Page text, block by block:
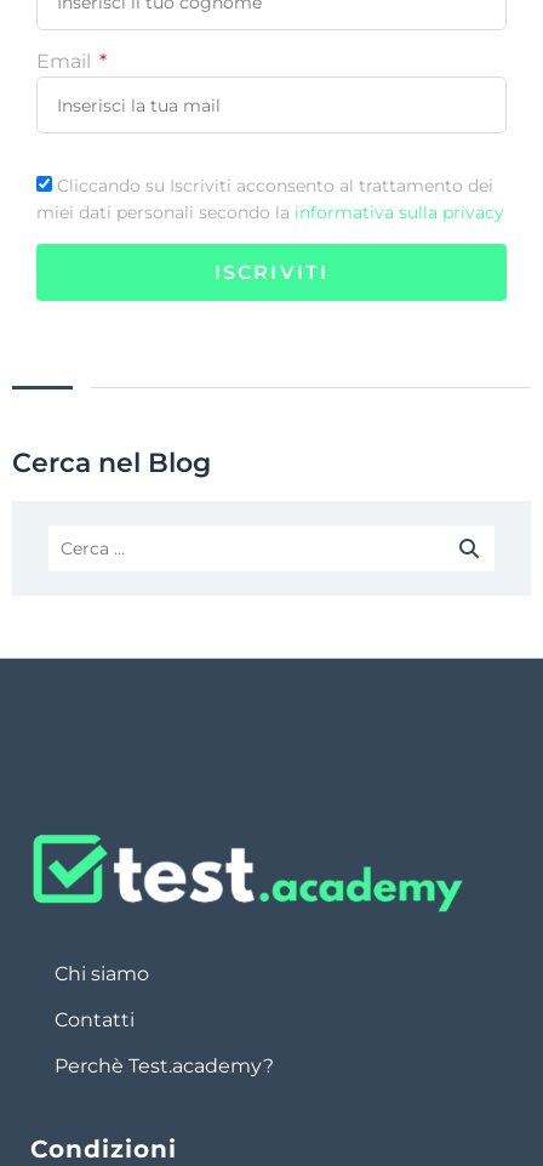
Email
Cliccando su Iscriviti acconsento al trattamento dei
miei dati personali secondo la informativa sulla privacy
ISCRIVITI
Cerca nel Blog
Chi siamo
Contatti
Perchè Test.academy?
Condizioni